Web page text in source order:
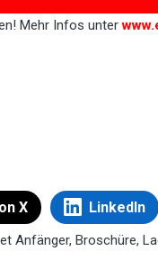
Mehr Infos unter
X LinkedIn
Anfänger, Broschüre,